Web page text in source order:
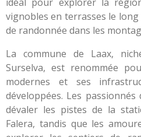
vignobles en terrasses le
de randonnée dans les
La commune de Laax,
Surselva, est renommée
modernes et ses
développées. Les
dévaler les pistes de la
Falera, tandis que les